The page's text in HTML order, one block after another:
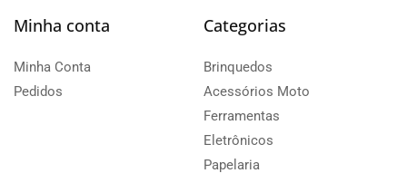
Minha conta
Minha Conta
Pedidos
Categorias
Brinquedos
Acessórios Moto
Ferramentas
Eletrônicos
Papelaria